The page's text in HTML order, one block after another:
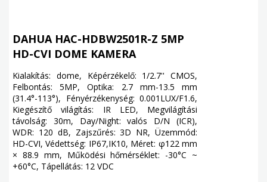
DAHUA HAC-HDBW2501R-Z 5MP
HD-CVI DOME KAMERA
Kialakítás: dome, Képérzékelő: 1/2.7'' CMOS,
Felbontás: 5MP, Optika: 2.7 mm-13.5 mm
(31.4°-113°), Fényérzékenység: 0.001LUX/F1.6,
Kiegészítő világítás: IR LED, Megvilágítási
távolság: 30m, Day/Night: valós D/N (ICR),
WDR: 120 dB, Zajszűrés: 3D NR, Üzemmód:
HD-CVI, Védettség: IP67,IK10, Méret: φ122 mm
× 88.9 mm, Működési hőmérséklet: -30°C ~
+60°C, Tápellátás: 12 VDC